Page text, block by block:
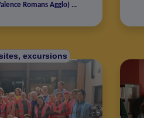
Romans Agglo) ...
excursions